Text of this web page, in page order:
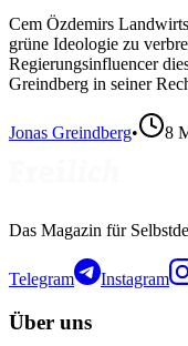
Cem Özdemirs
grüne Ideologie zu
Regierungsinfluencer
Greindberg in seiner
Jonas Greindberg• 8
Das Magazin für
Telegram Instagram
Über uns